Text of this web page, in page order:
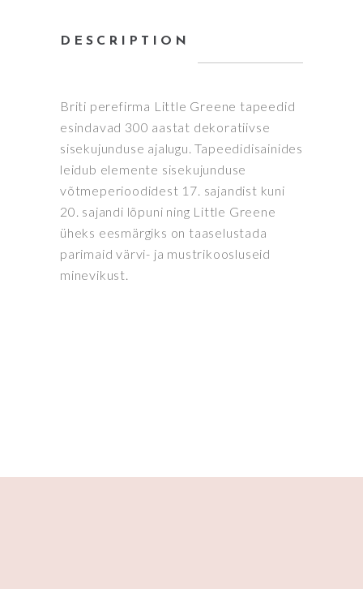
DESCRIPTION
Briti perefirma Little Greene tapeedid
esindavad 300 aastat dekoratiivse
sisekujunduse ajalugu. Tapeedidisainides
leidub elemente sisekujunduse
võtmeperioodidest 17. sajandist kuni
20. sajandi lõpuni ning Little Greene
üheks eesmärgiks on taaselustada
parimaid värvi- ja mustrikoosluseid
minevikust.